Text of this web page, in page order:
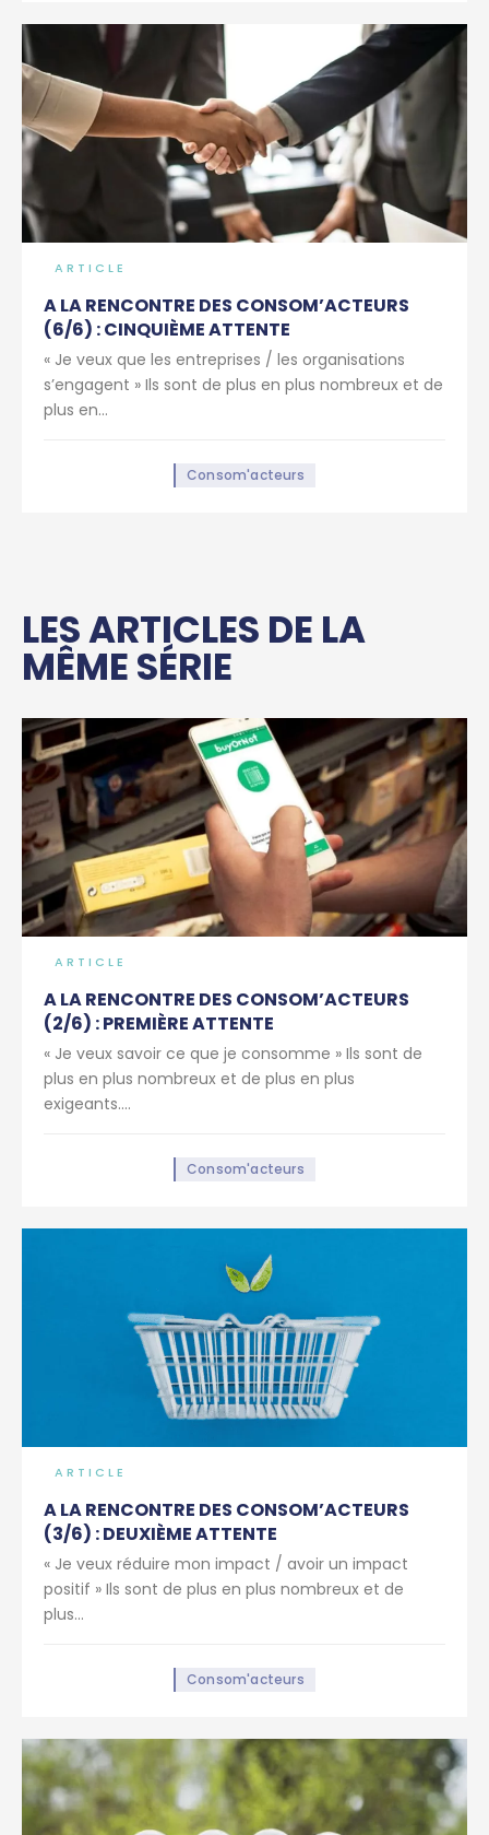
ARTICLE
A LA RENCONTRE DES CONSOM’ACTEURS
(6/6) : CINQUIÈME ATTENTE
« Je veux que les entreprises / les organisations
s’engagent » Ils sont de plus en plus nombreux et de
plus en...
Consom'acteurs
LES ARTICLES DE LA
MÊME SÉRIE
ARTICLE
A LA RENCONTRE DES CONSOM’ACTEURS
(2/6) : PREMIÈRE ATTENTE
« Je veux savoir ce que je consomme » Ils sont de
plus en plus nombreux et de plus en plus
exigeants....
Consom'acteurs
ARTICLE
A LA RENCONTRE DES CONSOM’ACTEURS
(3/6) : DEUXIÈME ATTENTE
« Je veux réduire mon impact / avoir un impact
positif » Ils sont de plus en plus nombreux et de
plus...
Consom'acteurs